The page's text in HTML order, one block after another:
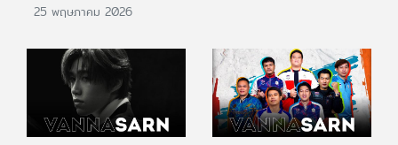
25 พฤษภาคม 2026